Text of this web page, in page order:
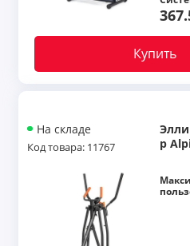
Лыжные тренажеры
Эллиптические
Показать все
Купить
На складе
Код товара: 11767
р